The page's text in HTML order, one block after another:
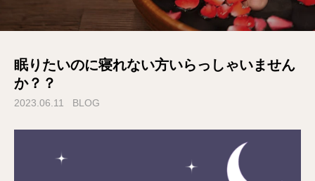
眠りたいのに寝れない方いらっしゃいません
か？？
2023.06.11 BLOG